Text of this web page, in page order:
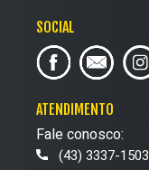
SOCIAL
ATENDIMENTO
Fale conosco:
(43) 3337-1503